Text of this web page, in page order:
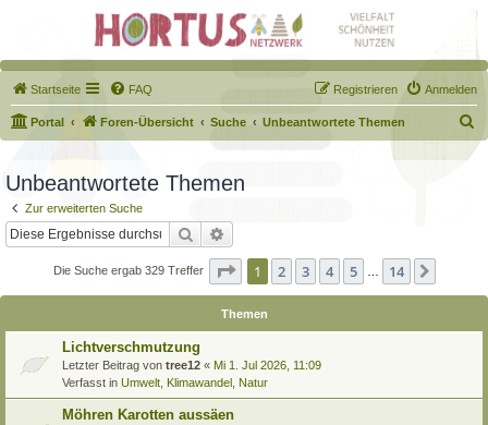
Startseite FAQ Anmelden
Registrieren
Portal Foren-Übersicht Suche Unbeantwortete Themen
u
Unbeantwortete Themen
Zur erweiterten Suche
Suche
Die Suche ergab 329 Treffer Seite 1von 14
1 2 3 4 5 14
Themen
Lichtverschmutzung
Letzter Beitrag von tree12 « Mi 1. Jul 2026, 11:09
Verfasst in Umwelt, Klimawandel, Natur
Möhren Karotten aussäen